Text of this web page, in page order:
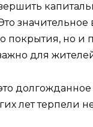
покрытия, но и
для
лет терпели